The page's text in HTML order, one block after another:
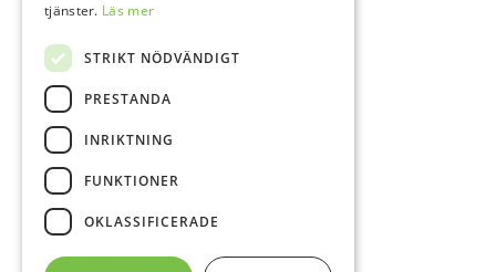
tjänster. Läs mer
STRIKT NÖDVÄNDIGT
PRESTANDA
INRIKTNING
FUNKTIONER
OKLASSIFICERADE